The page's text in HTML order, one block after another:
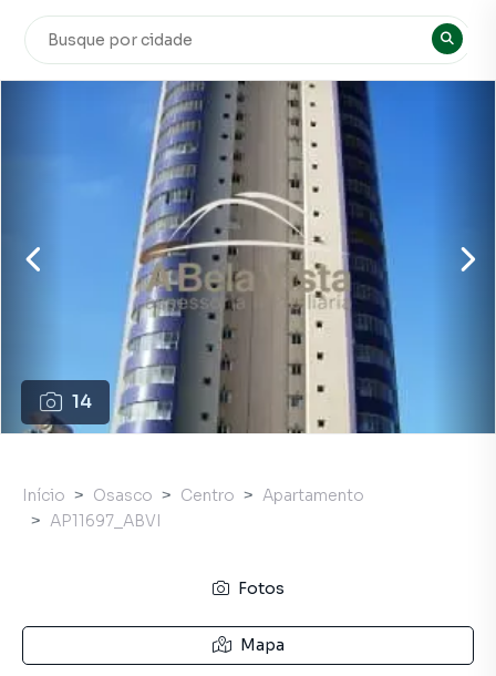
14
Início Osasco Centro
Apartamento
AP11697_ABVI
Fotos
Mapa